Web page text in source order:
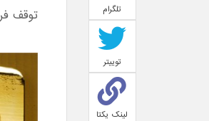
تلگرام
توییتر
لینک یکتا
توقف